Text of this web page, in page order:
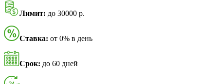
Лимит: до 30000 р.
Ставка: от 0% в день
Срок: до 60 дней